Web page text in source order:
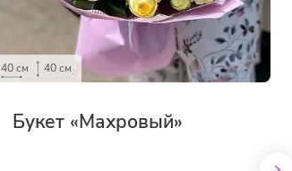
40 см 40 см
Букет «Махровый»